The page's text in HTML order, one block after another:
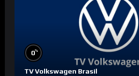
0%
TV Volkswagen Brasil